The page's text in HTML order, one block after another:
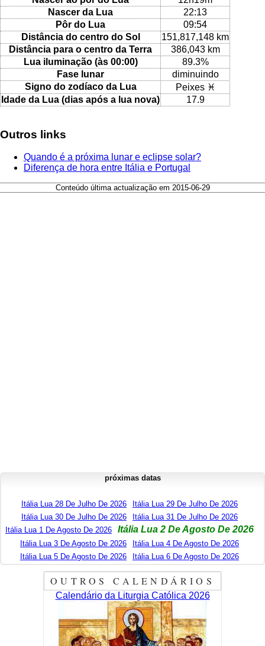
Nascer da Lua
22:13
Pôr do Lua
09:54
Distância do centro do Sol
151,817,148 km
Distância para o centro da Terra
386,043 km
Lua iluminação (às 00:00)
89.3%
Fase lunar
diminuindo
Signo do zodíaco da Lua
Peixes ♓
Idade da Lua (dias após a lua nova)
17.9
Outros links
Quando é a próxima lunar e eclipse solar?
Diferença de hora entre Itália e Portugal
Conteúdo última actualização em 2015-06-29
próximas datas
Itália Lua 28 De Julho De 2026
Itália Lua 29 De Julho De 2026
Itália Lua 30 De Julho De 2026
Itália Lua 31 De Julho De 2026
Itália Lua 1 De Agosto De 2026
Itália Lua 2 De Agosto De 2026
Itália Lua 3 De Agosto De 2026
Itália Lua 4 De Agosto De 2026
Itália Lua 5 De Agosto De 2026
Itália Lua 6 De Agosto De 2026
OUTROS CALENDÁRIOS
Calendário da Liturgia Católica 2026